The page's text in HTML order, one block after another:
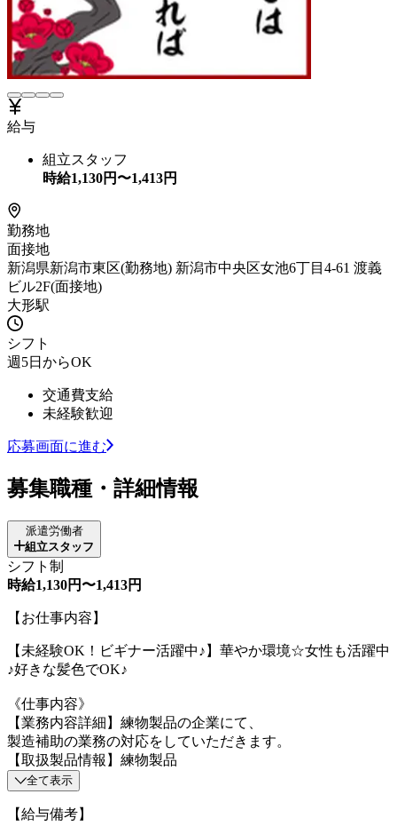
給与
組立スタッフ
時給1,130円〜1,413円
勤務地
面接地
新潟県新潟市東区(勤務地) 新潟市中央区女池6丁目4-61 渡義
ビル2F(面接地)
大形駅
シフト
週5日からOK
交通費支給
未経験歓迎
応募画面に進む
募集職種・詳細情報
派遣労働者
組立スタッフ
シフト制
時給1,130円〜1,413円
【お仕事内容】
【未経験OK！ビギナー活躍中♪】華やか環境☆女性も活躍中
♪好きな髪色でOK♪
《仕事内容》
【業務内容詳細】練物製品の企業にて、
製造補助の業務の対応をしていただきます。
【取扱製品情報】練物製品
全て表示
【給与備考】